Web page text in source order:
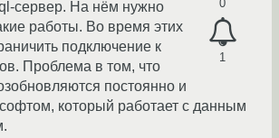
0
1
сервер. На нём нужно
работы. Во время этих
подключение к
Проблема в том, что
постоянно и
который работает с данным